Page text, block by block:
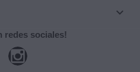

redes sociales!
Facebook